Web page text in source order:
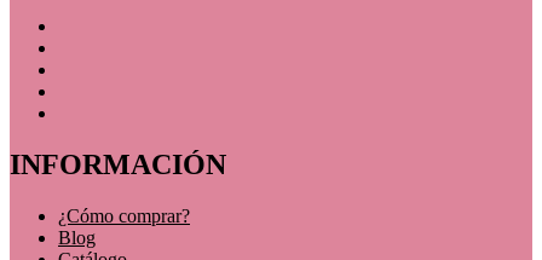
INFORMACIÓN
¿Cómo comprar?
Blog